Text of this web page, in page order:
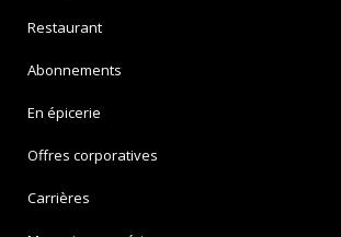
Restaurant
Abonnements
En épicerie
Offres corporatives
Carrières